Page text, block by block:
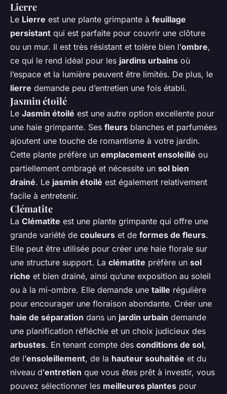
Lierre
Le Lierre est une plante grimpante à feuillage
persistant qui est parfaite pour couvrir une clôture
ou un mur. Il est très résistant et tolère bien l’ombre,
ce qui le rend idéal pour les jardins urbains où
l’espace et la lumière peuvent être limités. De plus, le
lierre demande peu d’entretien une fois établi.
Jasmin étoilé
Le Jasmin étoilé est une autre option excellente pour
une haie grimpante. Ses fleurs blanches et parfumées
ajoutent une touche de romantisme à votre jardin.
Cette plante préfère un emplacement ensoleillé ou
partiellement ombragé et nécessite un sol bien
drainé. Le jasmin étoilé est également relativement
facile à entretenir.
Clématite
La Clématite est une plante grimpante qui offre une
grande variété de couleurs et de formes de fleurs.
Elle peut être utilisée pour créer une haie florale sur
une structure support. La clématite préfère un sol
riche et bien drainé, ainsi qu’une exposition au soleil
ou à la mi-ombre. Elle demande une taille régulière
pour encourager une floraison abondante. Créer une
haie de séparation dans un jardin urbain demande
une planification réfléchie et un choix judicieux des
arbustes. En tenant compte des conditions de sol,
de l’ensoleillement, de la hauteur souhaitée et du
niveau d’entretien que vous êtes prêt à investir, vous
pouvez sélectionner les meilleures plantes pour